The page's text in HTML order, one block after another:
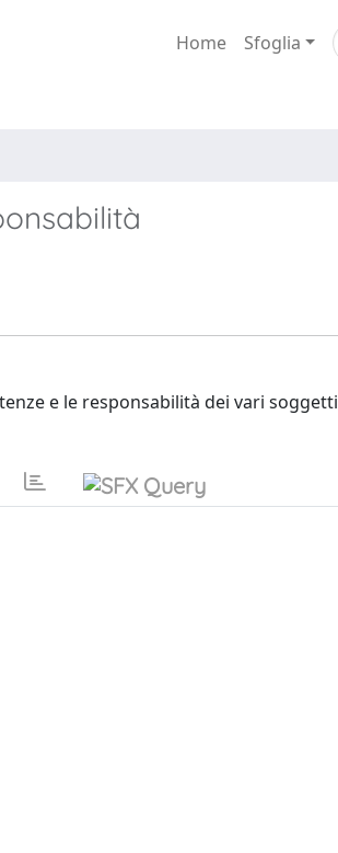
Home Sfoglia
e le responsabilità dei vari soggetti